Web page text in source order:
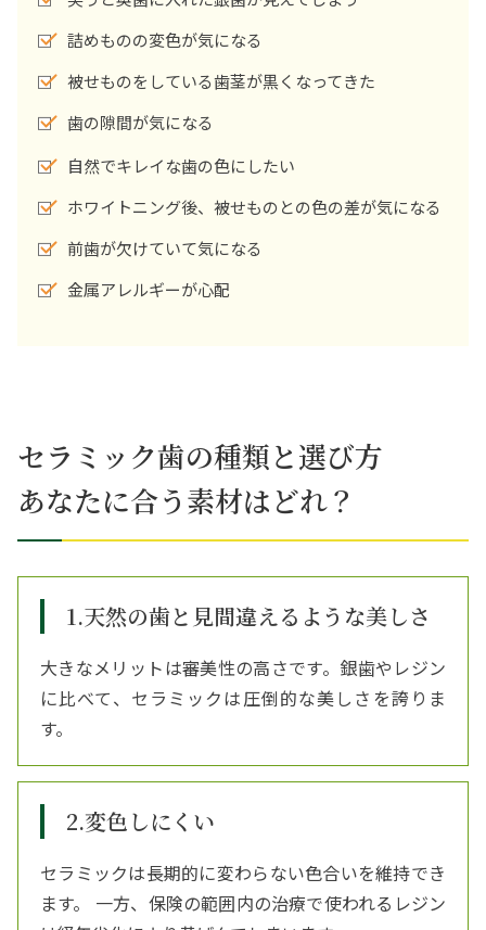
詰めものの変色が気になる
被せものをしている歯茎が黒くなってきた
歯の隙間が気になる
自然でキレイな歯の色にしたい
ホワイトニング後、被せものとの色の差が気になる
前歯が欠けていて気になる
金属アレルギーが心配
セラミック歯の種類と選び方
あなたに合う素材はどれ？
1.天然の歯と見間違えるような美しさ
大きなメリットは審美性の高さです。銀歯やレジン
に比べて、セラミックは圧倒的な美しさを誇りま
す。
2.変色しにくい
セラミックは長期的に変わらない色合いを維持でき
ます。 一方、保険の範囲内の治療で使われるレジン